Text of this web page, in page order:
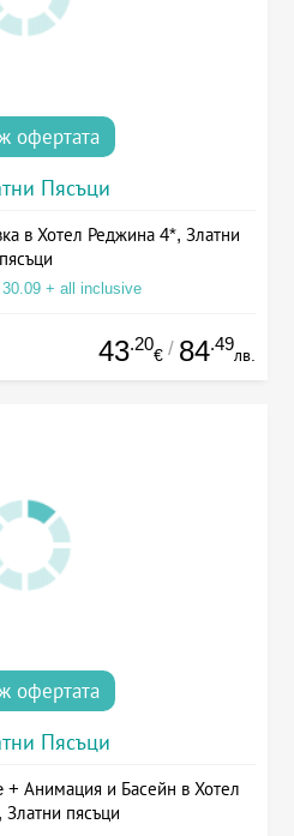
офертата
Пясъци
в Хотел Реджина 4*, Златни
пясъци
30.09 + all inclusive
43.20
€ / 84.49
лв.
офертата
Пясъци
Анимация и Басейн в Хотел
Златни пясъци